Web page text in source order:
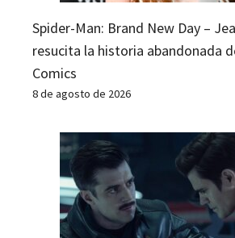
Spider-Man: Brand New Day –
resucita la historia abandonada
Comics
8 de agosto de 2026